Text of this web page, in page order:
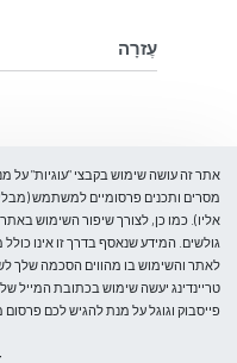
עֶזרָה
בלוג
עלינו
צור קשר
קבל 5% הנחה
הרכישה
ותהיו הראשונים לדעת על
אתר זה עושה שימוש בקבצי "עוגיות"
מסרים ותכנים פרסומיים למשתמש
אליו). כמו כן, לצורך שיפור השימוש
גולשים. המידע שנאסף בדרך זו אינו
לאתר והשימוש בו מהווים הסכמה שלך
טריינדינג יעשה שימוש בכתובת המייל
פייסבוק וגוגל על מנת להגיש לכם